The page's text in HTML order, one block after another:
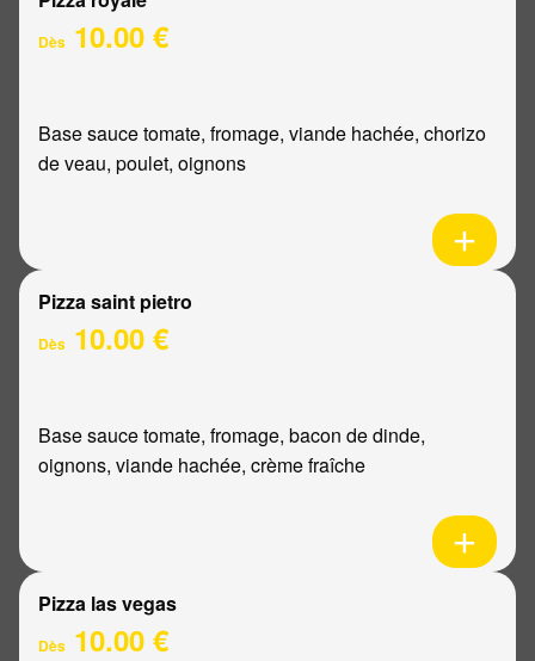
Dès 10.00 €
Base sauce tomate, fromage, viande hachée, chorizo
de veau, poulet, oignons
Pizza saint pietro
Dès 10.00 €
Base sauce tomate, fromage, bacon de dinde,
oignons, viande hachée, crème fraîche
Pizza las vegas
Dès 10.00 €